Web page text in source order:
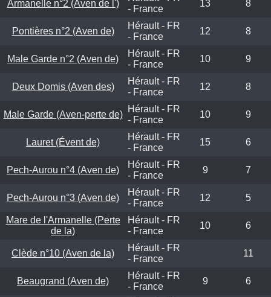
Armanelle n°2 (Aven de l')
- France
13 8
Pontières n°2 (Aven de)
Hérault - FR
- France
12 8
Male Garde n°2 (Aven de)
Hérault - FR
- France
10 9
Deux Domis (Aven des)
Hérault - FR
- France
12 8
Male Garde (Aven-perte de)
Hérault - FR
- France
10 9
Lauret (Évent de)
Hérault - FR
- France
15 6
Pech-Aurou n°4 (Aven de)
Hérault - FR
- France
9 7
Pech-Aurou n°3 (Aven de)
Hérault - FR
- France
12 5
Mare de l'Armanelle (Perte
de la)
Hérault - FR
- France
10 6
Clède n°10 (Aven de la)
Hérault - FR
- France
11
Beaugrand (Aven de)
Hérault - FR
- France
9 6